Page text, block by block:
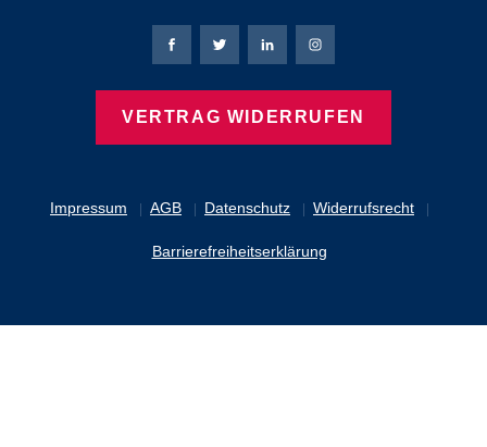
Impressum AGB Datenschutz Widerrufsrecht
Barrierefreiheitserklärung
Bierbaum-Proenen Facebook-Seite
Bierbaum-Proenen Twitter Seite
Bierbaum-Proenen LinkedIn
Bierbaum-Proenen
VERTRAG WIDERRUFEN